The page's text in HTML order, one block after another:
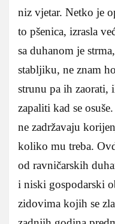
niz vjetar. Netko je
to pšenica, izrasla
sa duhanom je
stabljiku, ne znam
strunu pa ih zaorati,
zapaliti kad se
ne zadržavaju
koliko mu treba.
od ravničarskih
i niski gospodarski
zidovima kojih se